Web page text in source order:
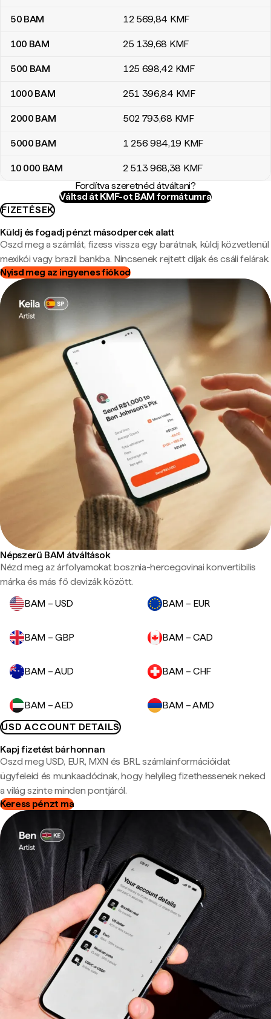
50 BAM 12 569,84 KMF
100 BAM 25 139,68 KMF
500 BAM 125 698,42 KMF
1000 BAM 251 396,84 KMF
2000 BAM 502 793,68 KMF
5000 BAM 1 256 984,19 KMF
10 000 BAM 2 513 968,38 KMF
Fordítva szeretnéd átváltani?
Váltsd át KMF-ot BAM formátumra
FIZETÉSEK
Küldj és fogadj pénzt másodpercek alatt
Oszd meg a számlát, fizess vissza egy barátnak, küldj közvetlenül
mexikói vagy brazil bankba. Nincsenek rejtett díjak és csáli felárak.
Nyisd meg az ingyenes fiókod
Népszerű BAM átváltások
Nézd meg az árfolyamokat bosznia-hercegovinai konvertibilis
márka és más fő devizák között.
BAM – USD
BAM – EUR
BAM – GBP BAM – CAD
BAM – AUD BAM – CHF
BAM – AED
BAM – AMD
USD ACCOUNT DETAILS
Kapj fizetést bárhonnan
Oszd meg USD, EUR, MXN és BRL számlainformációidat
ügyfeleid és munkaadódnak, hogy helyileg fizethessenek neked
a világ szinte minden pontjáról.
Keress pénzt ma